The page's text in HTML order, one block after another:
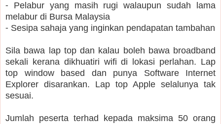
⁃ Pelabur yang masih rugi walaupun sudah lama
melabur di Bursa Malaysia
⁃ Sesipa sahaja yang inginkan pendapatan tambahan
Sila bawa lap top dan kalau boleh bawa broadband
sekali kerana dikhuatiri wifi di lokasi perlahan. Lap
top window based dan punya Software Internet
Explorer disarankan. Lap top Apple selalunya tak
sesuai.
Jumlah peserta terhad kepada maksima 50 orang